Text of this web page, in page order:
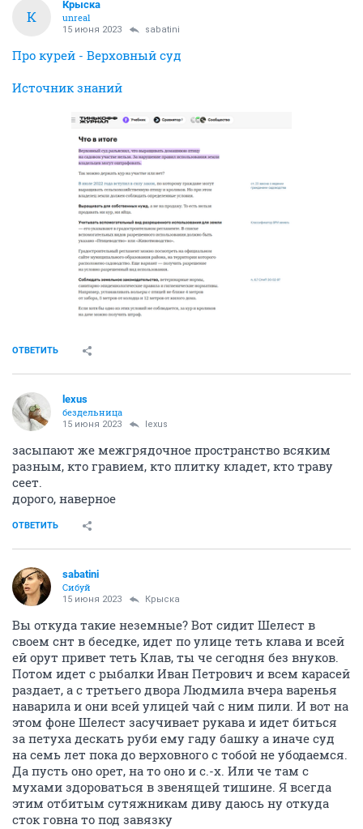
К
Крыска
unreal
15 июня 2023 sabatini
Про курей - Верховный суд
Источник знаний
ОТВЕТИТЬ
lexus
бездельница
15 июня 2023 lexus
засыпают же межгрядочное пространство всяким
разным, кто гравием, кто плитку кладет, кто траву
сеет.
дорого, наверное
ОТВЕТИТЬ
sabatini
Сибуй
15 июня 2023 Крыска
Вы откуда такие неземные? Вот сидит Шелест в
своем снт в беседке, идет по улице теть клава и всей
ей орут привет теть Клав, ты че сегодня без внуков.
Потом идет с рыбалки Иван Петрович и всем карасей
раздает, а с третьего двора Людмила вчера варенья
наварила и они всей улицей чай с ним пили. И вот на
этом фоне Шелест засучивает рукава и идет биться
за петуха дескать руби ему гаду башку а иначе суд
на семь лет пока до верховного с тобой не убодаемся.
Да пусть оно орет, на то оно и с.-х. Или че там с
мухами здороваться в звенящей тишине. Я всегда
этим отбитым сутяжникам диву даюсь ну откуда
сток говна то под завязку